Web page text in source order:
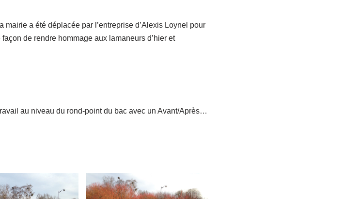
mairie a été déplacée par l’entreprise d’Alexis Loynel pour
de rendre hommage aux lamaneurs d’hier et
au niveau du rond-point du bac avec un Avant/Après…